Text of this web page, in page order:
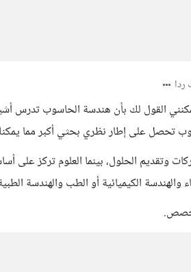
القول لك بأن هندسة الحاسوب تدرس
تحصل على إطار نظري بحثي أكبر مما
وتقديم الحلول، بينما العلوم تركز على
والهندسة الكيميائية أو الطب والهندسة